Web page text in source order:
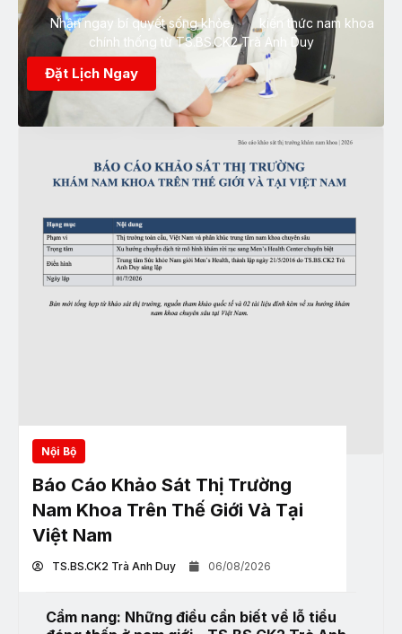
Nhận ngay bí quyết sống khỏe, kiến thức nam khoa
chính thống từ TS.BS.CK2 Trà Anh Duy
Đặt Lịch Ngay
Nội Bộ
Báo Cáo Khảo Sát Thị Trường
Nam Khoa Trên Thế Giới Và Tại
Việt Nam
TS.BS.CK2 Trà Anh Duy 06/08/2026
Cẩm nang: Những điều cần biết về lỗ tiểu